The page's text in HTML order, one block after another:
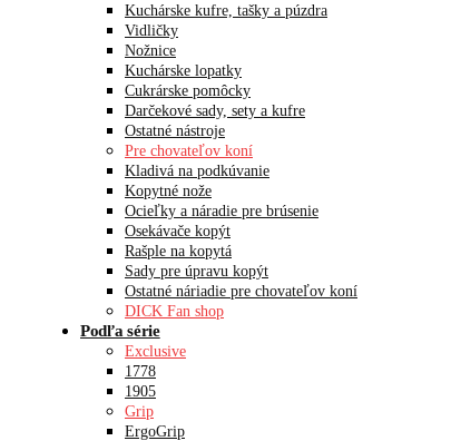
Kuchárske kufre, tašky a púzdra
Vidličky
Nožnice
Kuchárske lopatky
Cukrárske pomôcky
Darčekové sady, sety a kufre
Ostatné nástroje
Pre chovateľov koní
Kladivá na podkúvanie
Kopytné nože
Ocieľky a náradie pre brúsenie
Osekávače kopýt
Rašple na kopytá
Sady pre úpravu kopýt
Ostatné náriadie pre chovateľov koní
DICK Fan shop
Podľa série
Exclusive
1778
1905
Grip
ErgoGrip